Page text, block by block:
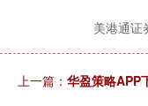
美港通证
上一篇： 华盈策略APP